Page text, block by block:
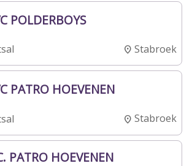
POLDERBOYS
Stabroek
PATRO HOEVENEN
Stabroek
PATRO HOEVENEN